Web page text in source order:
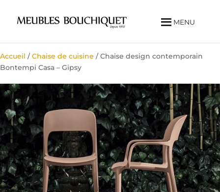
MENU
Accueil /Chaise de cuisine / Chaise design contemporain
Bontempi Casa – Gipsy